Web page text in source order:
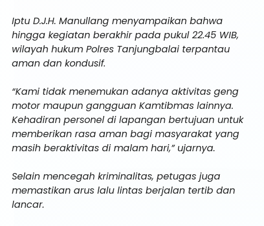
Iptu D.J.H. Manullang menyampaikan bahwa
hingga kegiatan berakhir pada pukul 22.45 WIB,
wilayah hukum Polres Tanjungbalai terpantau
aman dan kondusif.
“Kami tidak menemukan adanya aktivitas geng
motor maupun gangguan Kamtibmas lainnya.
Kehadiran personel di lapangan bertujuan untuk
memberikan rasa aman bagi masyarakat yang
masih beraktivitas di malam hari,” ujarnya.
Selain mencegah kriminalitas, petugas juga
memastikan arus lalu lintas berjalan tertib dan
lancar.